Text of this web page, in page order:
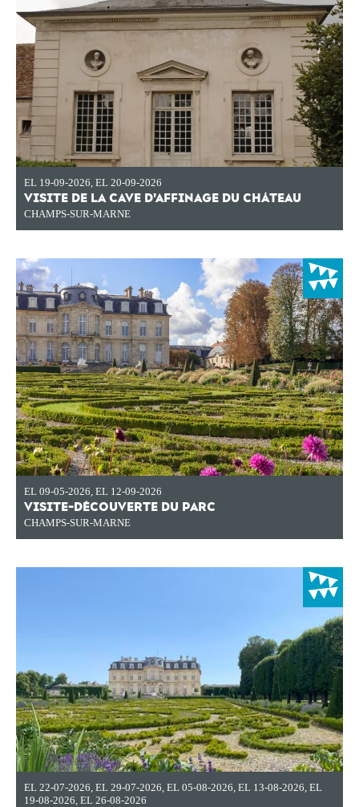
EL 19-09-2026 EL 20-09-2026
VISITE DE LA CAVE D'AFFINAGE DU CHÂTEAU
CHAMPS-SUR-MARNE
EL 09-05-2026 EL 12-09-2026
VISITE-DÉCOUVERTE DU PARC
CHAMPS-SUR-MARNE
EL 22-07-2026 EL 29-07-2026 EL 05-08-2026 EL 13-08-2026 EL
19-08-2026 EL 26-08-2026